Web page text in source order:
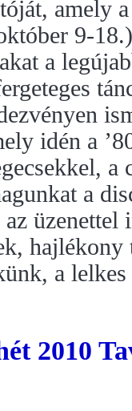
amely
9-
a
idén a
a
a
üzenettel
a lelkes
2010